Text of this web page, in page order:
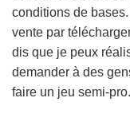
conditions de
vente par
dis que je peux
demander à des
faire un jeu semi-pro.